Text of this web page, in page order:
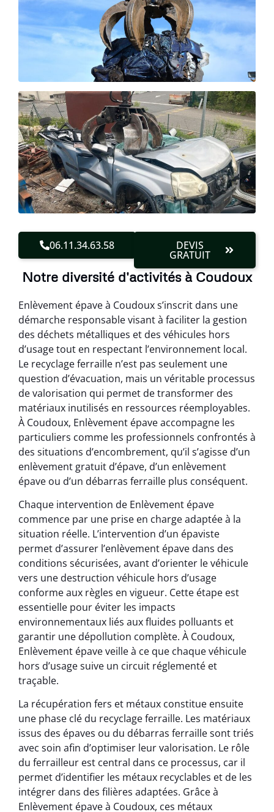
06.11.34.63.58 DEVIS
GRATUIT
Notre diversité d'activités à Coudoux
Enlèvement épave à Coudoux s’inscrit dans une
démarche responsable visant à faciliter la gestion
des déchets métalliques et des véhicules hors
d’usage tout en respectant l’environnement local.
Le recyclage ferraille n’est pas seulement une
question d’évacuation, mais un véritable processus
de valorisation qui permet de transformer des
matériaux inutilisés en ressources réemployables.
À Coudoux, Enlèvement épave accompagne les
particuliers comme les professionnels confrontés à
des situations d’encombrement, qu’il s’agisse d’un
enlèvement gratuit d’épave, d’un enlèvement
épave ou d’un débarras ferraille plus conséquent.
Chaque intervention de Enlèvement épave
commence par une prise en charge adaptée à la
situation réelle. L’intervention d’un épaviste
permet d’assurer l’enlèvement épave dans des
conditions sécurisées, avant d’orienter le véhicule
vers une destruction véhicule hors d’usage
conforme aux règles en vigueur. Cette étape est
essentielle pour éviter les impacts
environnementaux liés aux fluides polluants et
garantir une dépollution complète. À Coudoux,
Enlèvement épave veille à ce que chaque véhicule
hors d’usage suive un circuit réglementé et
traçable.
La récupération fers et métaux constitue ensuite
une phase clé du recyclage ferraille. Les matériaux
issus des épaves ou du débarras ferraille sont triés
avec soin afin d’optimiser leur valorisation. Le rôle
du ferrailleur est central dans ce processus, car il
permet d’identifier les métaux recyclables et de les
intégrer dans des filières adaptées. Grâce à
Enlèvement épave à Coudoux, ces métaux